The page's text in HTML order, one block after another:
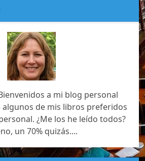
a mi blog personal
de mis libros preferidos
¿Me los he leído todos?
un 70% quizás....